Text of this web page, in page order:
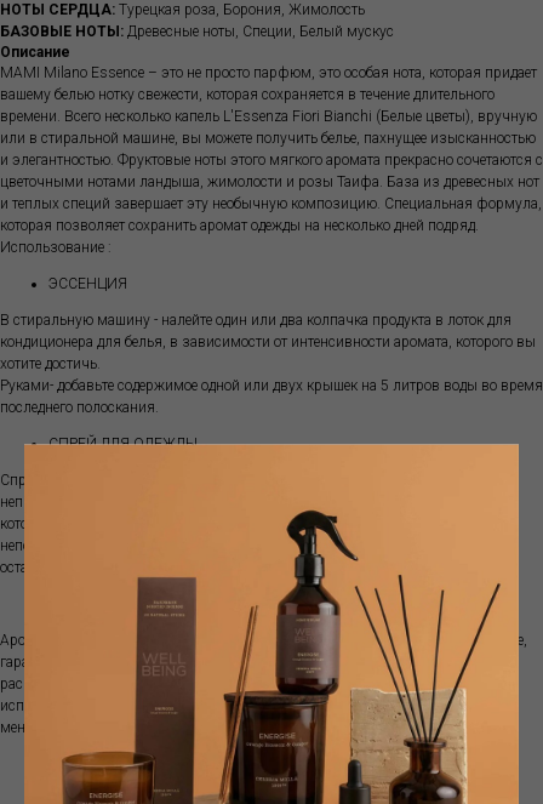
НОТЫ СЕРДЦА: Турецкая роза, Борония, Жимолость
БАЗОВЫЕ НОТЫ: Древесные ноты, Специи, Белый мускус
Описание
MAMI Milano Essence – это не просто парфюм, это особая нота, которая придает
вашему белью нотку свежести, которая сохраняется в течение длительного
времени. Всего несколько капель L'Essenza Fiori Bianchi (Белые цветы), вручную
или в стиральной машине, вы можете получить белье, пахнущее изысканностью
и элегантностью. Фруктовые ноты этого мягкого аромата прекрасно сочетаются с
цветочными нотами ландыша, жимолости и розы Таифа. База из древесных нот
и теплых специй завершает эту необычную композицию. Специальная формула,
которая позволяет сохранить аромат одежды на несколько дней подряд.
Использование :
ЭССЕНЦИЯ
В стиральную машину - налейте один или два колпачка продукта в лоток для
кондиционера для белья, в зависимости от интенсивности аромата, которого вы
хотите достичь.
Руками- добавьте содержимое одной или двух крышек на 5 литров воды во время
последнего полоскания.
СПРЕЙ ДЛЯ ОДЕЖДЫ
Спрей MAMI Milano, благодаря специальной МОЛЕКУЛЕ, нейтрализует
неприятные запахи на одежде, оставляя приятную и нежную нотку свежести,
которая сохраняется в течение долгого времени. Он используется
непосредственно на тканях (даже деликатных, таких как шелк и кашемир), не
оставляет следов, не пачкает и не изменяет их.
СПРЕЙ ДЛЯ ГЛАЖКИ
Ароматизированная вода для глажки, благодаря своей специальной формуле,
гарантирует вашей одежде стойкий аромат. Для правильного использования
распыляйте воду для глажки с расстояния не менее 30 см. Не рекомендуется
использовать кожаную одежду. Не оставляет разводов, не окрашивает и не
меняет цвет.
КАПЛИ-ЭССЕНЦИЯ ДЛЯ СУШКИ (использовать с шариками-